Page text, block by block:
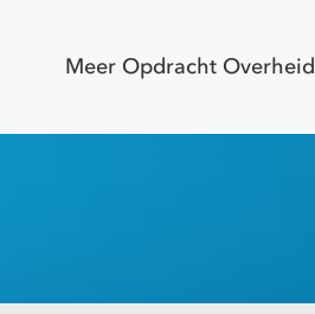
Meer Opdracht Overheid